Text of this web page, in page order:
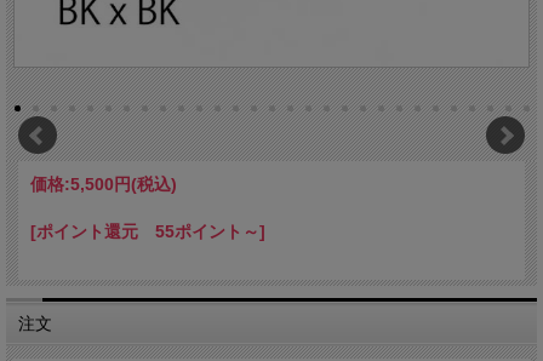
価格:5,500円(税込)
[ポイント還元 55ポイント～]
注文